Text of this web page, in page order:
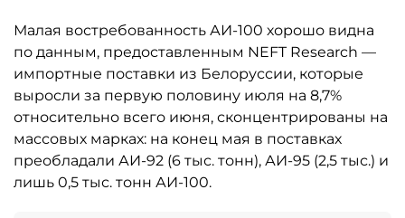
Малая востребованность АИ-100 хорошо видна
по данным, предоставленным NEFT Research —
импортные поставки из Белоруссии, которые
выросли за первую половину июля на 8,7%
относительно всего июня, сконцентрированы на
массовых марках: на конец мая в поставках
преобладали АИ-92 (6 тыс. тонн), АИ-95 (2,5 тыс.) и
лишь 0,5 тыс. тонн АИ-100.